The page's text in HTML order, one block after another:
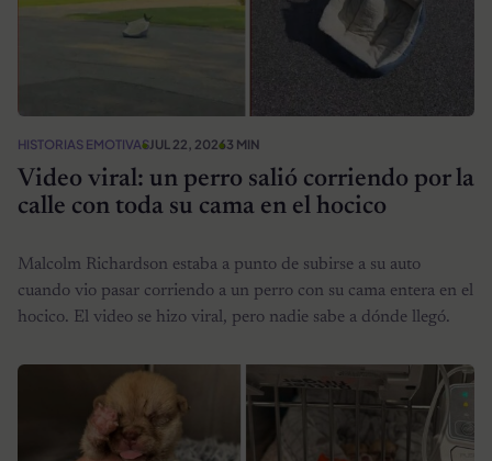
HISTORIAS EMOTIVASJUL 22, 20263 MIN
Video viral: un perro salió corriendo por la
calle con toda su cama en el hocico
Malcolm Richardson estaba a punto de subirse a su auto
cuando vio pasar corriendo a un perro con su cama entera en el
hocico. El video se hizo viral, pero nadie sabe a dónde llegó.